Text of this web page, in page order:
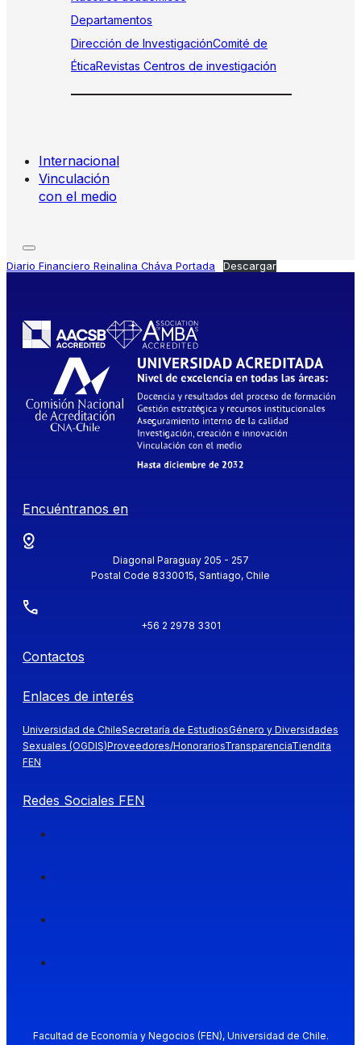
Departamentos
Dirección de InvestigaciónComité de
ÉticaRevistas Centros de investigación
Internacional
Vinculación
con el medio
Diario Financiero Reinalina Cháva Portada Descargar
Encuéntranos en
Diagonal Paraguay 205 - 257
Postal Code 8330015, Santiago, Chile
+56 2 2978 3301
Contactos
Enlaces de interés
Universidad de ChileSecretaría de EstudiosGénero y Diversidades
Sexuales (OGDIS)Proveedores/HonorariosTransparenciaTiendita
FEN
Redes Sociales FEN
Facultad de Economía y Negocios (FEN), Universidad de Chile.